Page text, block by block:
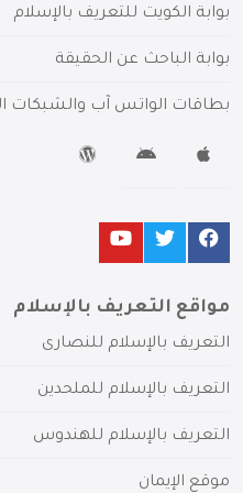
بوابة الكويت للتعريف بالإسلام
بوابة الباحث عن الحقيقة
بطاقات الواتس آب والشبكات
مواقع التعريف بالإسلام
التعريف بالإسلام للنصارى
التعريف بالإسلام للملحدين
التعريف بالإسلام للهندوس
موقع الإيمان